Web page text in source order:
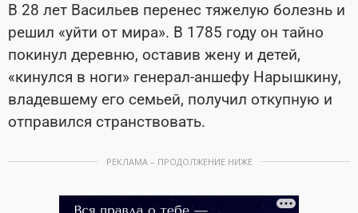
В 28 лет Васильев перенес тяжелую болезнь и
решил «уйти от мира». В 1785 году он тайно
покинул деревню, оставив жену и детей,
«кинулся в ноги» генерал-аншефу Нарышкину,
владевшему его семьей, получил откупную и
отправился странствовать.
РЕКЛАМА – ПРОДОЛЖЕНИЕ НИЖЕ